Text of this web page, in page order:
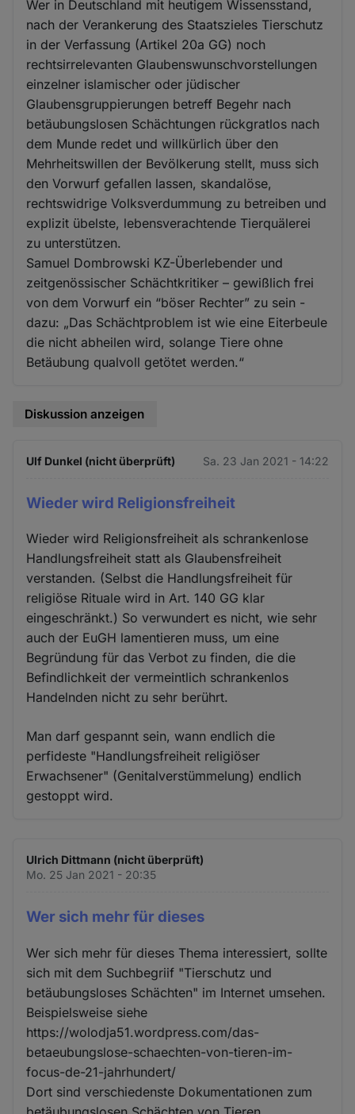
Wer in Deutschland mit heutigem Wissensstand,
nach der Verankerung des Staatszieles Tierschutz
in der Verfassung (Artikel 20a GG) noch
rechtsirrelevanten Glaubenswunschvorstellungen
einzelner islamischer oder jüdischer
Glaubensgruppierungen betreff Begehr nach
betäubungslosen Schächtungen rückgratlos nach
dem Munde redet und willkürlich über den
Mehrheitswillen der Bevölkerung stellt, muss sich
den Vorwurf gefallen lassen, skandalöse,
rechtswidrige Volksverdummung zu betreiben und
explizit übelste, lebensverachtende Tierquälerei
zu unterstützen.
Samuel Dombrowski KZ-Überlebender und
zeitgenössischer Schächtkritiker – gewißlich frei
von dem Vorwurf ein “böser Rechter” zu sein -
dazu: „Das Schächtproblem ist wie eine Eiterbeule
die nicht abheilen wird, solange Tiere ohne
Betäubung qualvoll getötet werden.“
Diskussion anzeigen
Ulf Dunkel (nicht überprüft) Sa. 23 Jan 2021 - 14:22
Wieder wird Religionsfreiheit
Wieder wird Religionsfreiheit als schrankenlose
Handlungsfreiheit statt als Glaubensfreiheit
verstanden. (Selbst die Handlungsfreiheit für
religiöse Rituale wird in Art. 140 GG klar
eingeschränkt.) So verwundert es nicht, wie sehr
auch der EuGH lamentieren muss, um eine
Begründung für das Verbot zu finden, die die
Befindlichkeit der vermeintlich schrankenlos
Handelnden nicht zu sehr berührt.
Man darf gespannt sein, wann endlich die
perfideste "Handlungsfreiheit religiöser
Erwachsener" (Genitalverstümmelung) endlich
gestoppt wird.
Ulrich Dittmann (nicht überprüft)
Mo. 25 Jan 2021 - 20:35
Wer sich mehr für dieses
Wer sich mehr für dieses Thema interessiert, sollte
sich mit dem Suchbegriif "Tierschutz und
betäubungsloses Schächten" im Internet umsehen.
Beispielsweise siehe
https://wolodja51.wordpress.com/das-
betaeubungslose-schaechten-von-tieren-im-
focus-de-21-jahrhundert/
Dort sind verschiedenste Dokumentationen zum